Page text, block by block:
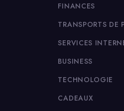
FINANCES
TRANSPORTS DE
SERVICES
BUSINESS
TECHNOLOGIE
CADEAUX